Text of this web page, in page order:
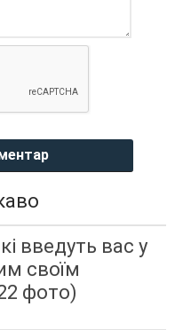
введуть вас у
своїм
фото)